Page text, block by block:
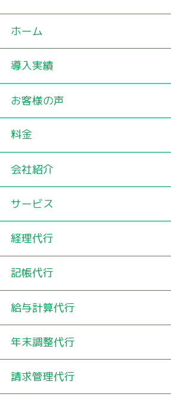
ホーム
導入実績
お客様の声
料金
会社紹介
サービス
経理代行
記帳代行
給与計算代行
年末調整代行
請求管理代行